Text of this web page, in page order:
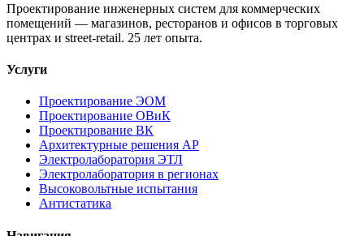
Проектирование инженерных систем для коммерческих
помещений — магазинов, ресторанов и офисов в торговых
центрах и street-retail. 25 лет опыта.
Услуги
Проектирование ЭОМ
Проектирование ОВиК
Проектирование ВК
Архитектурные решения АР
Электролаборатория ЭТЛ
Электролаборатория в регионах
Высоковольтные испытания
Антистатика